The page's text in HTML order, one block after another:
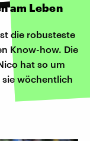
am Leben
die robusteste
Know-how. Die
hat so um
sie wöchentlich